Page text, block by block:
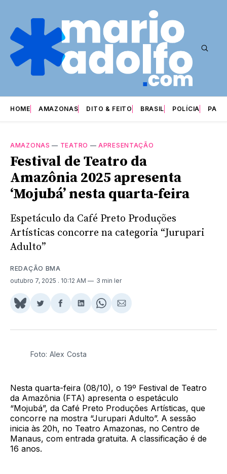
HOME AMAZONAS DITO & FEITO BRASIL POLÍCIA
AMAZONAS — TEATRO —APRESENTAÇÃO
Festival de Teatro da
Amazônia 2025 apresenta
‘Mojubá’ nesta quarta-feira
Espetáculo da Café Preto Produções
Artísticas concorre na categoria “Jurupari
Adulto”
REDAÇÃO BMA
outubro 7, 2025 . 10:12 AM 3 min ler
Share
BlueSky
Compartilhar
Twitter
Compartilhar
Facebook
Compartilhar
LinkedIn
Share
WhatsApp
Compartilhar
Email
Foto: Alex Costa
Nesta quarta-feira (08/10), o 19º Festival de Teatro
da Amazônia (FTA) apresenta o espetáculo
“Mojubá”, da Café Preto Produções Artísticas, que
concorre na mostra “Jurupari Adulto”. A sessão
inicia às 20h, no Teatro Amazonas, no Centro de
Manaus, com entrada gratuita. A classificação é de
16 anos.